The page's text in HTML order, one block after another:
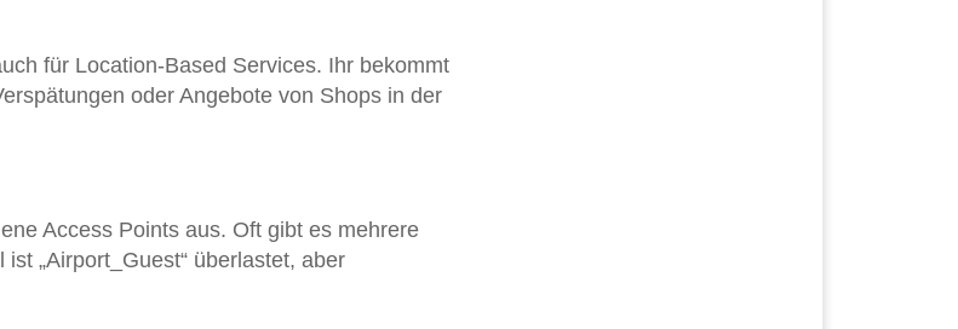
für Location-Based Services. Ihr bekommt
oder Angebote von Shops in der
Access Points aus. Oft gibt es mehrere
„Airport_Guest“ überlastet, aber